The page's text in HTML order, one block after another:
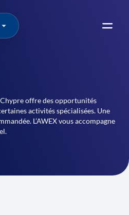
offre des opportunités
activités spécialisées. Une
L’AWEX vous accompagne